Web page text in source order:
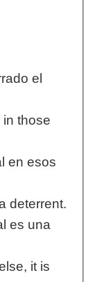
el
those
en esos
deterrent.
es una
it is